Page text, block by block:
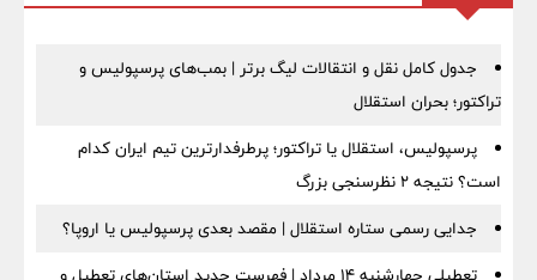
جدول کامل نقل و انتقالات لیگ برتر | بمب‌های پرسپولیس و
تراکتور؛ بحران استقلال
پرسپولیس، استقلال یا تراکتور؛ پرطرفدارترین تیم ایران کدام
است؟ نتیجه ۲ نظرسنجی بزرگ
جدایی رسمی ستاره استقلال | مقصد بعدی پرسپولیس یا اروپا؟